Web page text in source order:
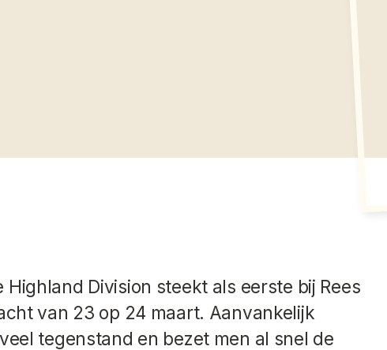
Highland Division steekt als eerste bij Rees
van 23 op 24 maart. Aanvankelijk
tegenstand en bezet men al snel de